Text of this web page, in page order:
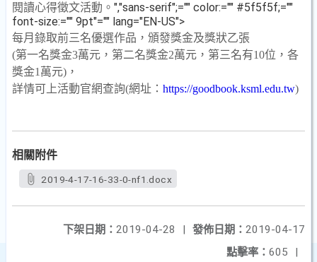
閱讀心得徵文活動 。 ","sans-serif";="" color:="" #5f5f5f;=""
font-size:="" 9pt"="" lang="EN-US">
每月錄取前三名優選作品，頒發獎金及獎狀乙張
(第一名獎金3萬元，第二名獎金2萬元，第三名有10位，各
獎金1 萬元) ，
詳情可上活動官網查詢(網址： https://goodbook.ksml.edu.tw)
相關附件
2019-4-17-16-33-0-nf1.docx
發佈日期： 2019-04-17
下架日期： 2019-04-28
|
點擊率： 605 |